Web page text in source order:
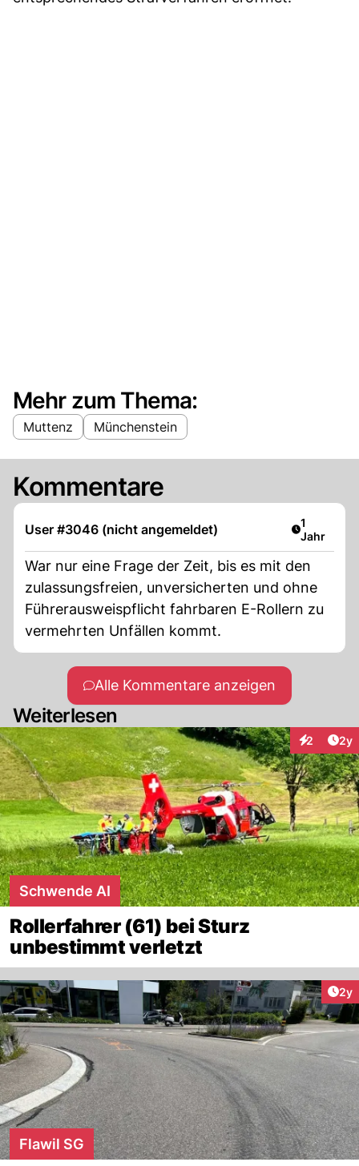
Mehr zum Thema:
Muttenz Münchenstein
Kommentare
User #3046 (nicht angemeldet) Artikel
1
Jahr
War nur eine Frage der Zeit, bis es mit den
zulassungsfreien, unversicherten und ohne
Führerausweispflicht fahrbaren E-Rollern zu
vermehrten Unfällen kommt.
Alle Kommentare anzeigen
Weiterlesen
2 2y
Schwende AI
Rollerfahrer (61) bei Sturz
unbestimmt verletzt
2y
Flawil SG